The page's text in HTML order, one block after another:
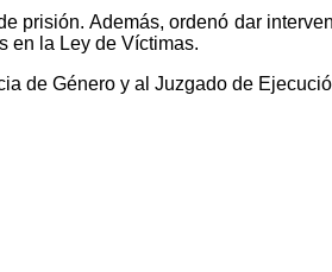
prisión. Además, ordenó dar
en la Ley de Víctimas.
de Género y al Juzgado de